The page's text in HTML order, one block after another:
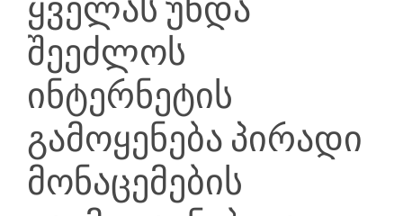
ყველას უნდა
შეეძლოს
ინტერნეტის
გამოყენება პირადი
მონაცემების